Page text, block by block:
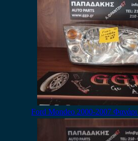
Ford Mondeo 2000-2007